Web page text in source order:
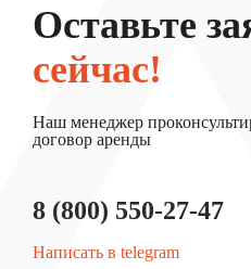
Оставьте
сейчас!
Наш менеджер
договор аренды
8 (800) 550-27-47
Написать в telegram